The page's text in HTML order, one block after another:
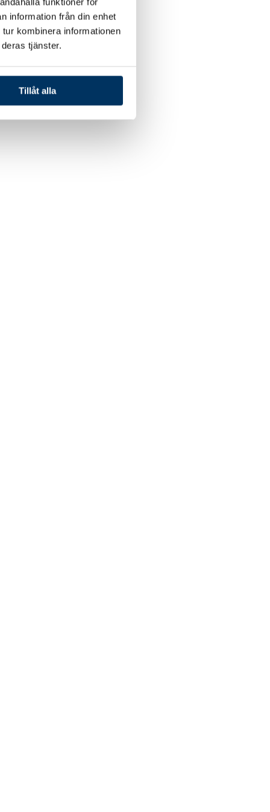
information från din enhet
kombinera informationen
tjänster.
Tillåt alla